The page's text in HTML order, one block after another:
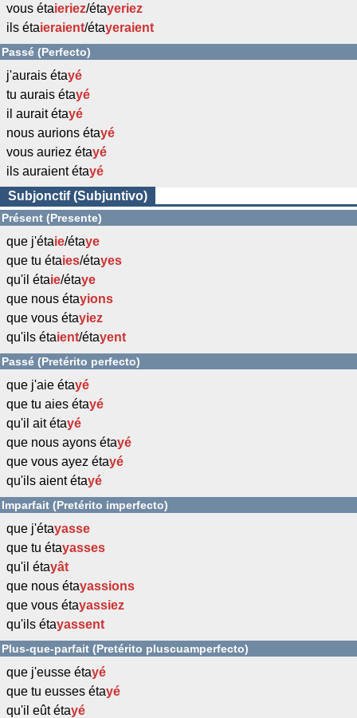
vous étaieriez/étayeriez
ils étaieraient/étayeraient
Passé (Perfecto)
j'aurais étayé
tu aurais étayé
il aurait étayé
nous aurions étayé
vous auriez étayé
ils auraient étayé
Subjonctif (Subjuntivo)
Présent (Presente)
que j'étaie/étaye
que tu étaies/étayes
qu'il étaie/étaye
que nous étayions
que vous étayiez
qu'ils étaient/étayent
Passé (Pretérito perfecto)
que j'aie étayé
que tu aies étayé
qu'il ait étayé
que nous ayons étayé
que vous ayez étayé
qu'ils aient étayé
Imparfait (Pretérito imperfecto)
que j'étayasse
que tu étayasses
qu'il étayât
que nous étayassions
que vous étayassiez
qu'ils étayassent
Plus-que-parfait (Pretérito pluscuamperfecto)
que j'eusse étayé
que tu eusses étayé
qu'il eût étayé